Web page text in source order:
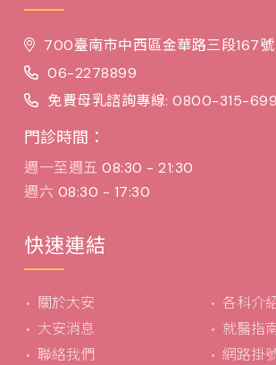
700臺南市中西區金華路三段167號
06-2278899
免費母乳諮詢專線: 0800-315-699
門診時間：
週一至週五 08:30 - 21:30
週六 08:30 - 17:30
快速連結
關於大安
各科介
大安消息
就醫指
聯絡我們
網路掛